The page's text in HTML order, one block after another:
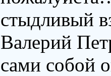
стыдливый
Валерий
сами собой